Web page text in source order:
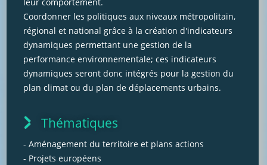
leur comportement.
Coordonner les politiques aux niveaux métropolitain,
régional et national grâce à la création d'indicateurs
dynamiques permettant une gestion de la
performance environnementale; ces indicateurs
dynamiques seront donc intégrés pour la gestion du
plan climat ou du plan de déplacements urbains.
Thématiques
- Aménagement du territoire et plans actions
- Projets européens